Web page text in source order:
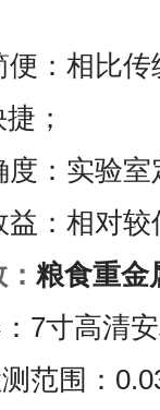
便：相比
；
度：实验
益：相对
粮食重金
7寸高清
范围：